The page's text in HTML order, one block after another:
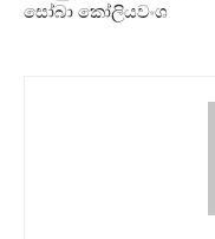
සෝබා කෝලියවංශ